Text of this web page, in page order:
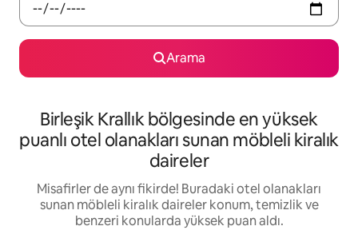
Arama
Birleşik Krallık bölgesinde en yüksek
puanlı otel olanakları sunan möbleli kiralık
daireler
Misafirler de aynı fikirde! Buradaki otel olanakları
sunan möbleli kiralık daireler konum, temizlik ve
benzeri konularda yüksek puan aldı.